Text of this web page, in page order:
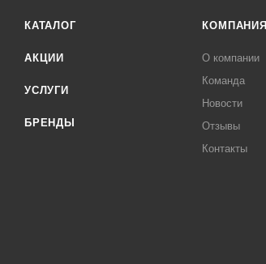
КАТАЛОГ
АКЦИИ
УСЛУГИ
БРЕНДЫ
КОМПАНИЯ
О компании
Команда
Новости
Отзывы
Контакты